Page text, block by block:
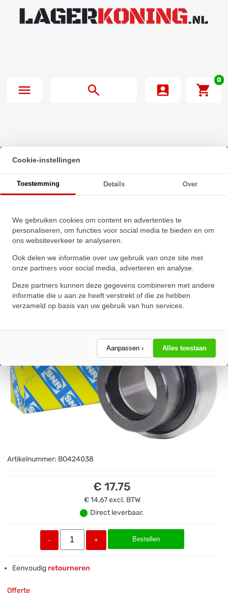
0
Beginpagina· SNR Insert Lager ES202 G2 (15mm)
Cookie-instellingen
Toestemming Details Over
We gebruiken cookies om content en advertenties te
personaliseren, om functies voor social media te bieden en om
ons websiteverkeer te analyseren.
Ook delen we informatie over uw gebruik van onze site met
onze partners voor social media, adverteren en analyse.
Deze partners kunnen deze gegevens combineren met andere
informatie die u aan ze heeft verstrekt of die ze hebben
verzameld op basis van uw gebruik van hun services.
Aanpassen › Alles toestaan
(15mm)
★★★★
★★★★
Schrijf een review!
Artikelnummer: BO424038
€ 17.75
€ 14,67excl. BTW
Direct leverbaar.
- + Bestellen
Eenvoudigretourneren
Offerte